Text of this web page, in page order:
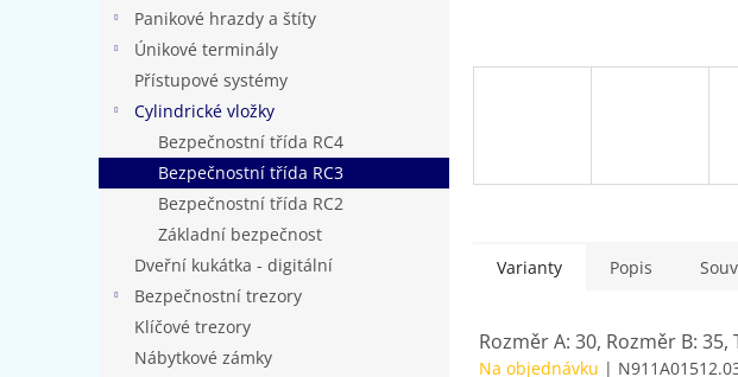
Panikové hrazdy a štíty
Únikové terminály
Přístupové systémy
Cylindrické vložky
Bezpečnostní třída RC4
Bezpečnostní třída RC3
Bezpečnostní třída RC2
Základní bezpečnost
Dveřní kukátka - digitální
Bezpečnostní trezory
Klíčové trezory
Nábytkové zámky
Varianty Popis
Rozměr A: 30, Rozměr B: 35,
Na objednávku |